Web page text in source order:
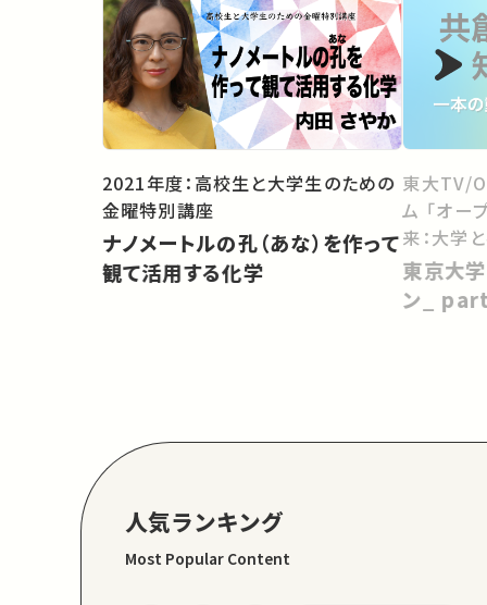
2021年度：高校生と大学生のための
金曜特別講座
ナノメートルの孔（あな）を作って
観て活用する化学
東大TV/
ム 「オー
来：大学
向けて」
東京大
ン_
人気ランキング
Most Popular Content